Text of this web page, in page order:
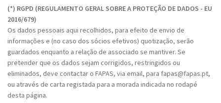
A
P
C
H
A
(*) RGPD (REGULAMENTO GERAL SOBRE A PROTEÇÃO DE DADOS - EU
2016/679)
Os dados pessoais aqui recolhidos, para efeito de envio de
informações e (no caso dos sócios efetivos) quotização, serão
guardados enquanto a relação de associado se mantiver. Se
pretender que os dados sejam corrigidos, restringidos ou
eliminados, deve contactar o FAPAS, via email, para fapas@fapas.pt,
ou através de carta registada para a morada indicada no rodapé
desta página.